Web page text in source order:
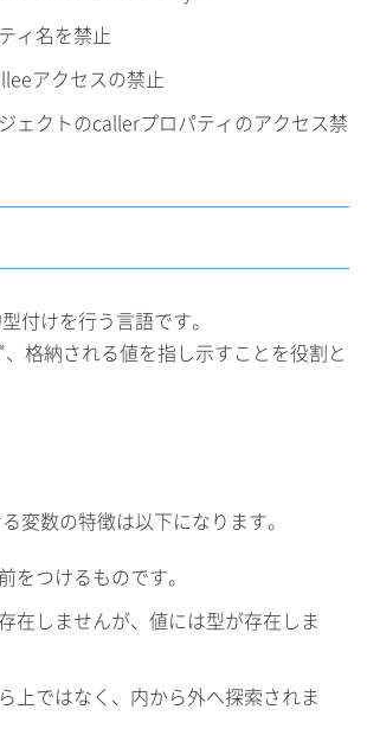
ィ名を禁止
アクセスの禁止
ェクトのcallerプロパティのアクセス禁
付けを行う言語です。
格納される値を指し示すことを役割と
変数の特徴は以下になります。
をつけるものです。
在しませんが、値には型が存在しま
上ではなく、内から外へ探索されま